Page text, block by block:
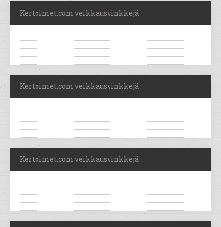
Kertoimet.com veikkausvinkkejä
Kertoimet.com veikkausvinkkejä
Kertoimet.com veikkausvinkkejä